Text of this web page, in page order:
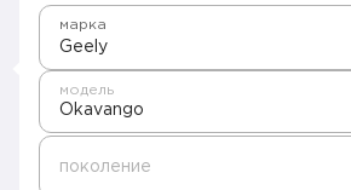
Geely
марка
Okavango
модель
поколение